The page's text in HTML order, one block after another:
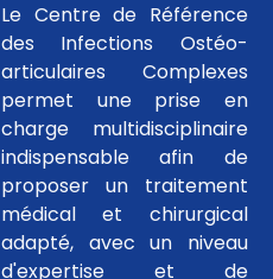
Le Centre de Référence
des Infections Ostéo-
articulaires Complexes
permet une prise en
charge multidisciplinaire
indispensable afin de
proposer un traitement
médical et chirurgical
adapté, avec un niveau
d'expertise et de